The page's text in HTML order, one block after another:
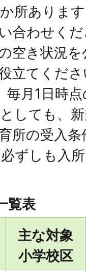
所ありま
合わせく
空き状況
立てくだ
毎月1日時
しても、
所の受入
ずしも入
覧表
主な対象
小学校区